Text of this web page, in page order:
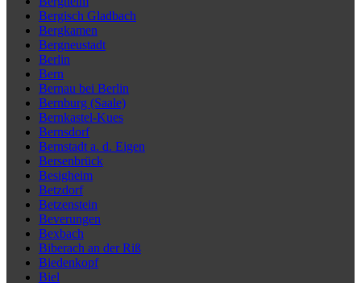
Bergisch Gladbach
Bergkamen
Bergneustadt
Berlin
Bern
Bernau bei Berlin
Bernburg (Saale)
Bernkastel-Kues
Bernsdorf
Bernstadt a. d. Eigen
Bersenbrück
Besigheim
Betzdorf
Betzenstein
Beverungen
Bexbach
Biberach an der Riß
Biedenkopf
Biel